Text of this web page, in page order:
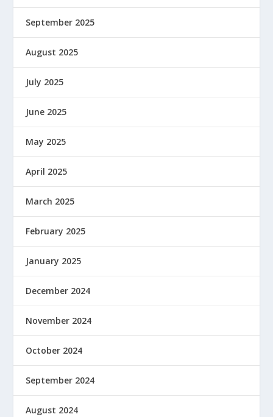
September 2025
August 2025
July 2025
June 2025
May 2025
April 2025
March 2025
February 2025
January 2025
December 2024
November 2024
October 2024
September 2024
August 2024